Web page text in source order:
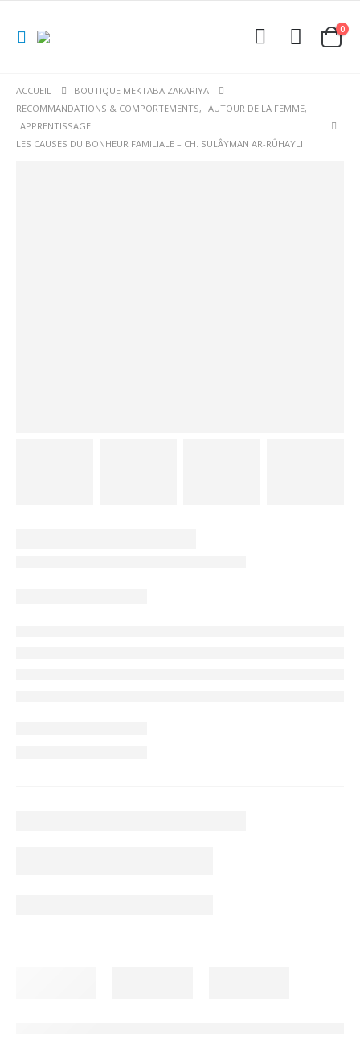
0
ACCUEIL
BOUTIQUE MEKTABA ZAKARIYA
RECOMMANDATIONS & COMPORTEMENTS, AUTOUR DE LA FEMME,
APPRENTISSAGE
LES CAUSES DU BONHEUR FAMILIALE – CH. SULÂYMAN AR-RÛHAYLI